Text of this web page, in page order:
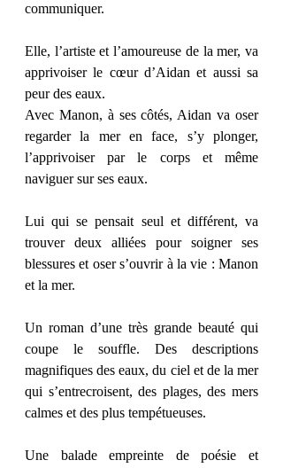
communiquer.
Elle, l’artiste et l’amoureuse de la mer, va
apprivoiser le cœur d’Aidan et aussi sa
peur des eaux.
Avec Manon, à ses côtés, Aidan va oser
regarder la mer en face, s’y plonger,
l’apprivoiser par le corps et même
naviguer sur ses eaux.
Lui qui se pensait seul et différent, va
trouver deux alliées pour soigner ses
blessures et oser s’ouvrir à la vie : Manon
et la mer.
Un roman d’une très grande beauté qui
coupe le souffle. Des descriptions
magnifiques des eaux, du ciel et de la mer
qui s’entrecroisent, des plages, des mers
calmes et des plus tempétueuses.
Une balade empreinte de poésie et